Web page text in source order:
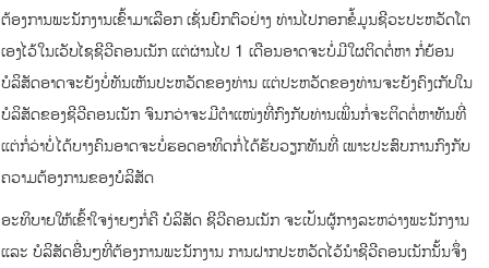
ຕ້ອງການພະນັກງານເຂົ້າມາເລືອກ ເຊັ່ນຍົກຕົວຢ່າງ ທ່ານໄປກອກຂໍ້ມູນຊີວະປະຫວັດໂຕ
ເອງໄວ້ໃນເວັບໄຊຊີວີຄອນເນັກ ແຕ່ຜ່ານໄປ 1 ເດືອນອາດຈະບໍ່ມີໃຜຕິດຕໍ່ຫາ ກໍ່ຍ້ອນ
ບໍລິສັດອາດຈະຍັງບໍ່ທັນເຫັນປະຫວັດຂອງທ່ານ ແຕ່ປະຫວັດຂອງທ່ານຈະຍັງຄົງເກັບໃນ
ບໍລິສັດຂອງຊີວີຄອນເນັກ ຈົນກວ່າຈະມີຕຳແໜ່ງທີ່ກົງກັບທ່ານເພິ່ນກໍ່ຈະຕິດຕໍ່ຫາທັນທີ່
ແຕ່ກໍ່ວ່າບໍ່ໄດ້ບາງຄົນອາດຈະບໍ່ຮອດອາທິດກໍ່ໄດ້ຮັບວຽກທັນທີ່ ເພາະປະສົບການກົງກັບ
ຄວາມຕ້ອງການຂອງບໍລິສັດ
ອະທິບາຍໃຫ້ເຂົ້າໃຈງ່າຍໆກໍ່ຄື ບໍລິສັດ ຊີວີຄອນເນັກ ຈະເປັນຜູ້ກາງລະຫວ່າງພະນັກງານ
ແລະ ບໍລິສັດອື່ນໆທີ່ຕ້ອງການພະນັກງານ ການຝາກປະຫວັດໄວ້ນຳຊີວີຄອນເນັກນັ້ນຈຶ່ງ